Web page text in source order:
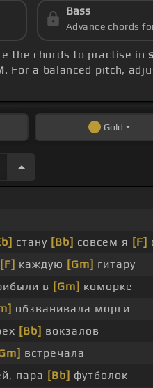
Bass
Advance chords
the chords to practise in
. For a balanced pitch,
Gold
стану [Bb] совсем я [F]
[F] каждую [Gm] гитару
в [Gm] коморке
обзванивала морги
[Bb] вокзалов
встречала
пара [Bb] футболок